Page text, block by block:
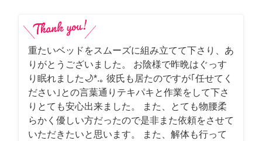
重たいベッドをスムーズに組み立てて下さり、あ
りがとうございました。 お陰様で昨晩はぐっす
り眠れました🌙*.｡ 彼氏も居たのですが｢任せてく
ださい｣との言葉通りテキパキと作業をして下さ
りとても安心出来ました。 また、とても物腰柔
らかく優しい方だったので是非また依頼をさせて
いただきたいと思います。 また、解体も行って